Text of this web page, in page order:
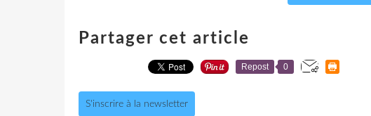
Partager cet article
Repost 0
S'inscrire à la newsletter